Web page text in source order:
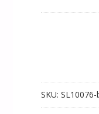
SKU: SL10076-